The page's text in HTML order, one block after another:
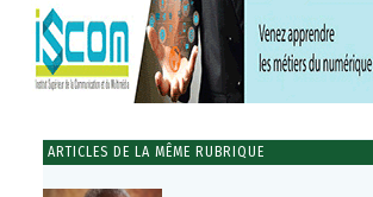
ARTICLES DE LA MÊME RUBRIQUE